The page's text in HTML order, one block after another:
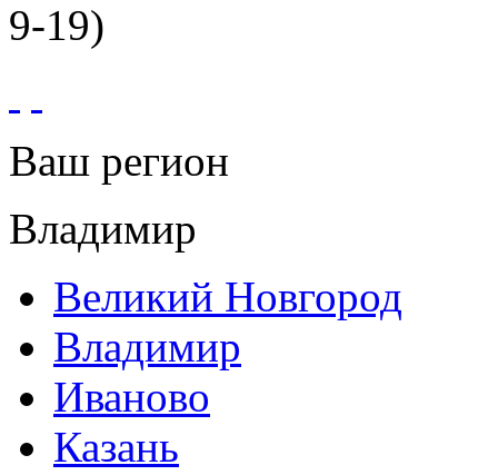
9-19)
Ваш регион
Владимир
Великий Новгород
Владимир
Иваново
Казань